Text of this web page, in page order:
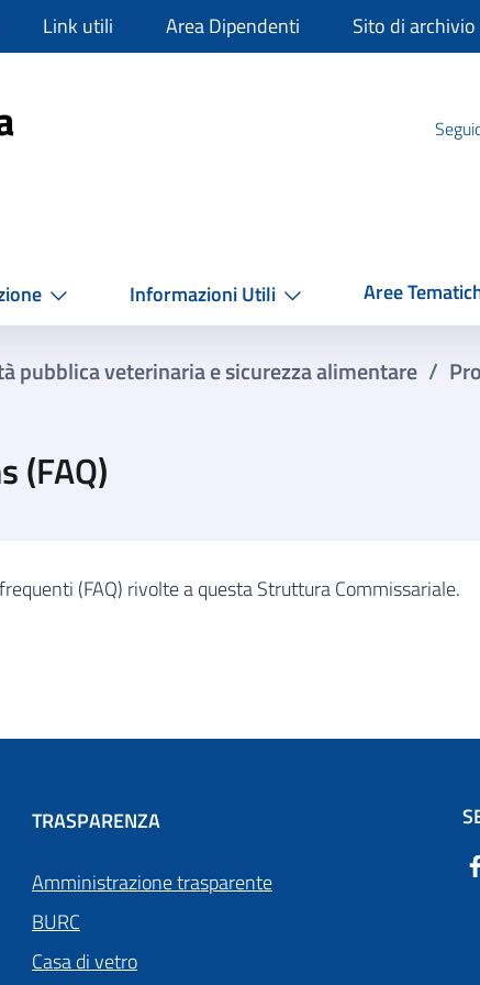
Link utili Area Dipendenti Sito di archivio
Informazioni Utili Aree
pubblica veterinaria e sicurezza alimentare /
(FAQ)
(FAQ) rivolte a questa Struttura Commissariale.
TRASPARENZA
Amministrazione trasparente
BURC
Casa di vetro